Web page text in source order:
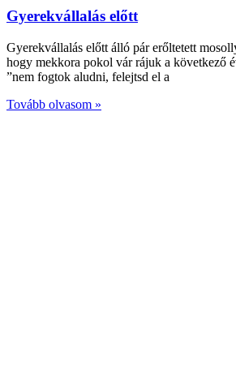
Gyerekvállalás előtt
Gyerekvállalás előtt álló pár erőltetett
hogy mekkora pokol vár rájuk a következő
”nem fogtok aludni, felejtsd el a
Tovább olvasom »